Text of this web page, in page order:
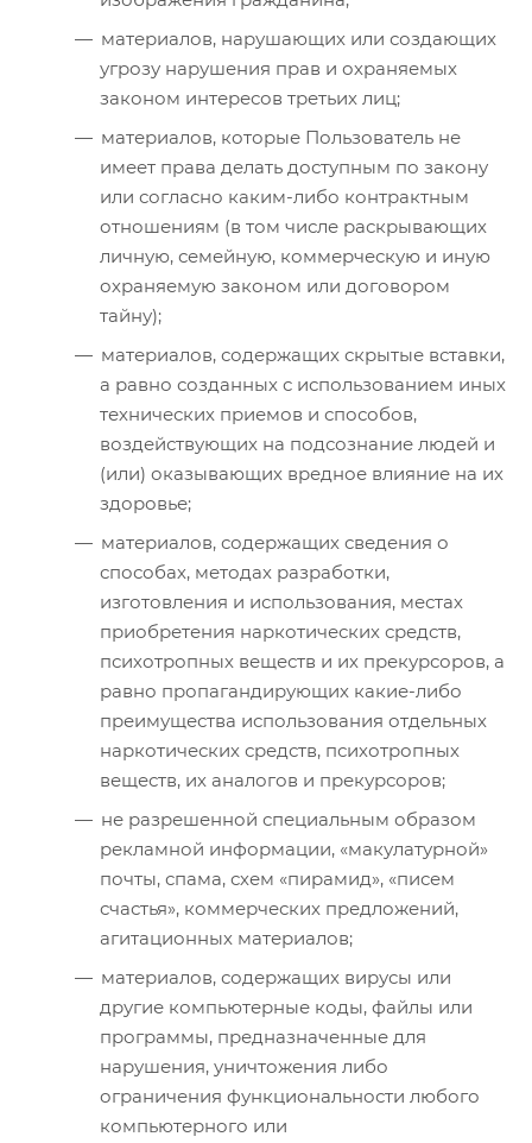
материалов, нарушающих или создающих
угрозу нарушения прав и охраняемых
законом интересов третьих лиц;
материалов, которые Пользователь не
имеет права делать доступным по закону
или согласно каким-либо контрактным
отношениям (в том числе раскрывающих
личную, семейную, коммерческую и иную
охраняемую законом или договором
тайну);
материалов, содержащих скрытые вставки,
а равно созданных с использованием иных
технических приемов и способов,
воздействующих на подсознание людей и
(или) оказывающих вредное влияние на их
здоровье;
материалов, содержащих сведения о
способах, методах разработки,
изготовления и использования, местах
приобретения наркотических средств,
психотропных веществ и их прекурсоров, а
равно пропагандирующих какие-либо
преимущества использования отдельных
наркотических средств, психотропных
веществ, их аналогов и прекурсоров;
не разрешенной специальным образом
рекламной информации, «макулатурной»
почты, спама, схем «пирамид», «писем
счастья», коммерческих предложений,
агитационных материалов;
материалов, содержащих вирусы или
другие компьютерные коды, файлы или
программы, предназначенные для
нарушения, уничтожения либо
ограничения функциональности любого
компьютерного или